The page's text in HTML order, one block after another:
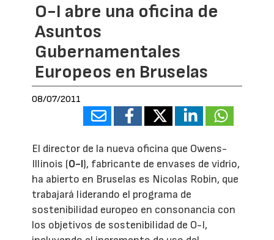
O-I abre una oficina de
Asuntos
Gubernamentales
Europeos en Bruselas
08/07/2011
El director de la nueva oficina que Owens-
Illinois (O-I), fabricante de envases de vidrio,
ha abierto en Bruselas es Nicolas Robin, que
trabajará liderando el programa de
sostenibilidad europeo en consonancia con
los objetivos de sostenibilidad de O-I,